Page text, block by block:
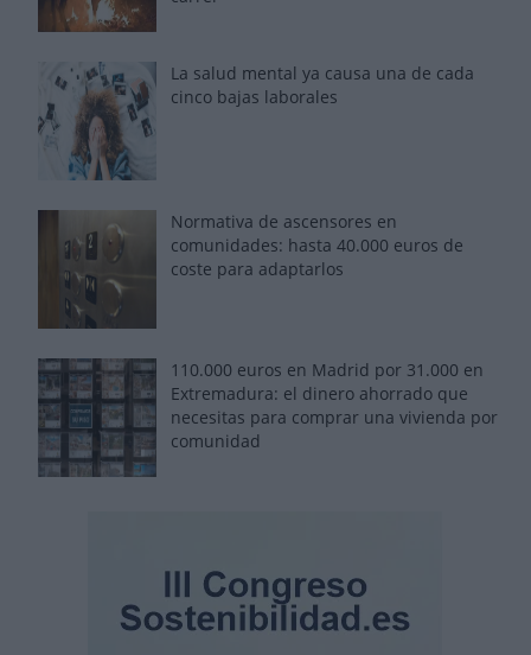
La salud mental ya causa una de cada
cinco bajas laborales
Normativa de ascensores en
comunidades: hasta 40.000 euros de
coste para adaptarlos
110.000 euros en Madrid por 31.000 en
Extremadura: el dinero ahorrado que
necesitas para comprar una vivienda por
comunidad